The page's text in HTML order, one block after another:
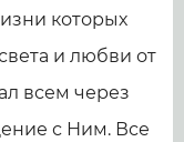
которых
и любви от
всем через
с Ним. Все